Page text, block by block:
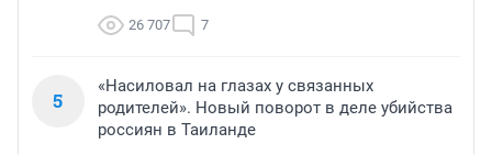
26 707 7
5
«Насиловал на глазах у связанных
родителей». Новый поворот в деле убийства
россиян в Таиланде